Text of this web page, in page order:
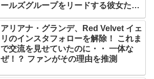
ールズグループをリードする彼女たち
アリアナ・グランデ、Red Velvet イェ
リのインスタフォローを解除！ これま
で交流を見せていたのに・・ 一体な
ぜ！？ ファンがその理由を推測